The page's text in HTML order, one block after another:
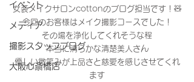
イベント
メディア
撮影スタッフブログ
大阪心斎橋店
女装メイクサロンcottonのブログ担当です！🧸
今回のお客様はメイク撮影コースでした！
その場を浄化してくれそうな程
本当に清らかな清楚美人さん
優しい微笑みが上品さと慈愛を感じさせてくれ
ます